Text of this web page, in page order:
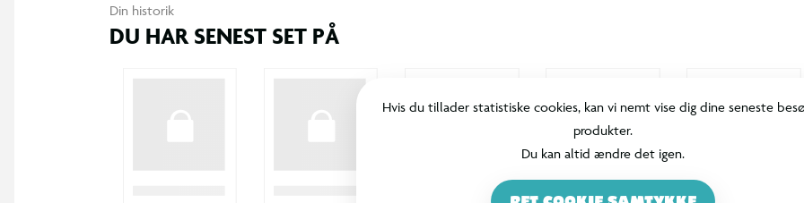
Din historik
DU HAR SENEST SET PÅ
Hvis du tillader statistiske cookies, kan vi nemt vise dig dine seneste
produkter.
Du kan altid ændre det igen.